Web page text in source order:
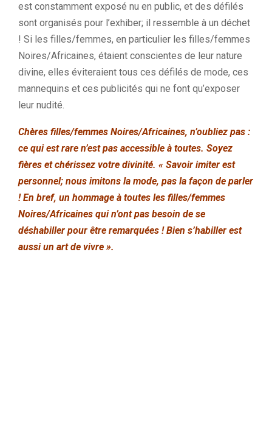
est constamment exposé nu en public, et des défilés
sont organisés pour l’exhiber; il ressemble à un déchet
! Si les filles/femmes, en particulier les filles/femmes
Noires/Africaines, étaient conscientes de leur nature
divine, elles éviteraient tous ces défilés de mode, ces
mannequins et ces publicités qui ne font qu’exposer
leur nudité.
Chères filles/femmes Noires/Africaines, n’oubliez pas :
ce qui est rare n’est pas accessible à toutes. Soyez
fières et chérissez votre divinité. « Savoir imiter est
personnel; nous imitons la mode, pas la façon de parler
! En bref, un hommage à toutes les filles/femmes
Noires/Africaines qui n’ont pas besoin de se
déshabiller pour être remarquées ! Bien s’habiller est
aussi un art de vivre ».